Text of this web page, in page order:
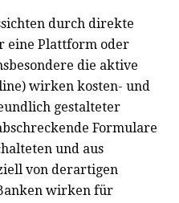
durch direkte
eine Plattform oder
die aktive
wirken kosten- und
gestalteter
Formulare
und aus
von derartigen
wirken für